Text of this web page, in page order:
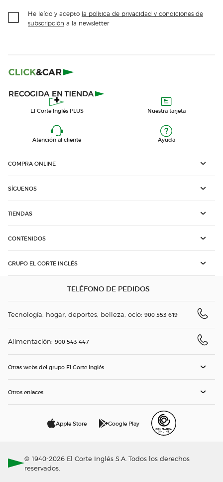
He leído y acepto la política de privacidad y condiciones de
subscripción a la newsletter
El Corte Inglés PLUS Nuestra tarjeta
Atención al cliente Ayuda
COMPRA ONLINE
SÍGUENOS
TIENDAS
CONTENIDOS
GRUPO EL CORTE INGLÉS
TELÉFONO DE PEDIDOS
Tecnología, hogar, deportes, belleza, ocio: 900 553 619
Alimentación: 900 543 447
Otras webs del grupo El Corte Inglés
Otros enlaces
Apple Store Google Play
© 1940-2026 El Corte Inglés S.A. Todos los derechos
reservados.